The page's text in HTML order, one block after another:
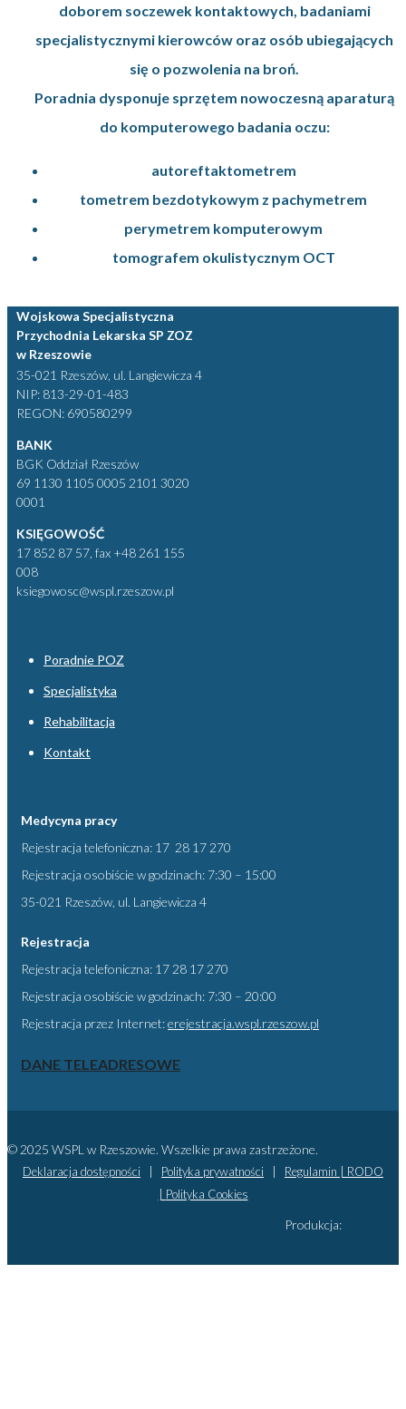
doborem soczewek kontaktowych, badaniami
specjalistycznymi kierowców oraz osób ubiegających
się o pozwolenia na broń.
Poradnia dysponuje sprzętem nowoczesną aparaturą
do komputerowego badania oczu:
autoreftaktometrem
tometrem bezdotykowym z pachymetrem
perymetrem komputerowym
tomografem okulistycznym OCT
Wojskowa Specjalistyczna
Przychodnia Lekarska SP ZOZ
w Rzeszowie
35-021 Rzeszów, ul. Langiewicza 4
NIP: 813-29-01-483
REGON: 690580299
BANK
BGK Oddział Rzeszów
69 1130 1105 0005 2101 3020
0001
KSIĘGOWOŚĆ
17 852 87 57, fax +48 261 155
008
ksiegowosc@wspl.rzeszow.pl
Poradnie POZ
Specjalistyka
Rehabilitacja
Kontakt
Medycyna pracy
Rejestracja telefoniczna: 17 28 17 270
Rejestracja osobiście w godzinach: 7:30 – 15:00
35-021 Rzeszów, ul. Langiewicza 4
Rejestracja
Rejestracja telefoniczna: 17 28 17 270
Rejestracja osobiście w godzinach: 7:30 – 20:00
Rejestracja przez Internet:erejestracja.wspl.rzeszow.pl
DANE TELEADRESOWE
© 2025 WSPL w Rzeszowie. Wszelkie prawa zastrzeżone.
Deklaracja dostępności Polityka prywatności Regulamin | RODO
Polityka Cookies
Produkcja: